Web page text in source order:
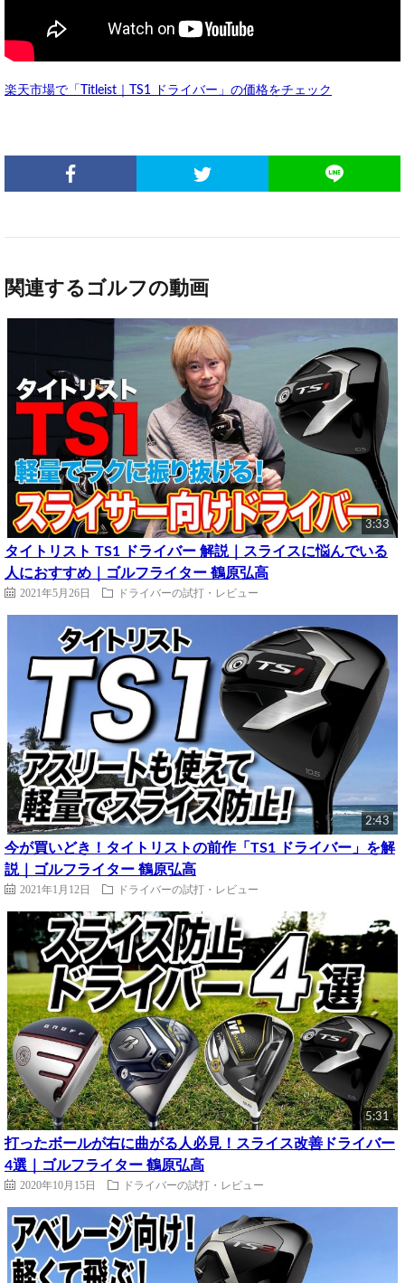
楽天市場で「Titleist｜TS1 ドライバー」の価格をチェック
関連するゴルフの動画
3:33
タイトリスト TS1 ドライバー 解説｜スライスに悩んでいる
人におすすめ｜ゴルフライター 鶴原弘高
2021年5月26日 ドライバーの試打・レビュー
2:43
今が買いどき！タイトリストの前作「TS1 ドライバー」を解
説｜ゴルフライター 鶴原弘高
2021年1月12日 ドライバーの試打・レビュー
5:31
打ったボールが右に曲がる人必見！スライス改善ドライバー
4選｜ゴルフライター 鶴原弘高
2020年10月15日 ドライバーの試打・レビュー